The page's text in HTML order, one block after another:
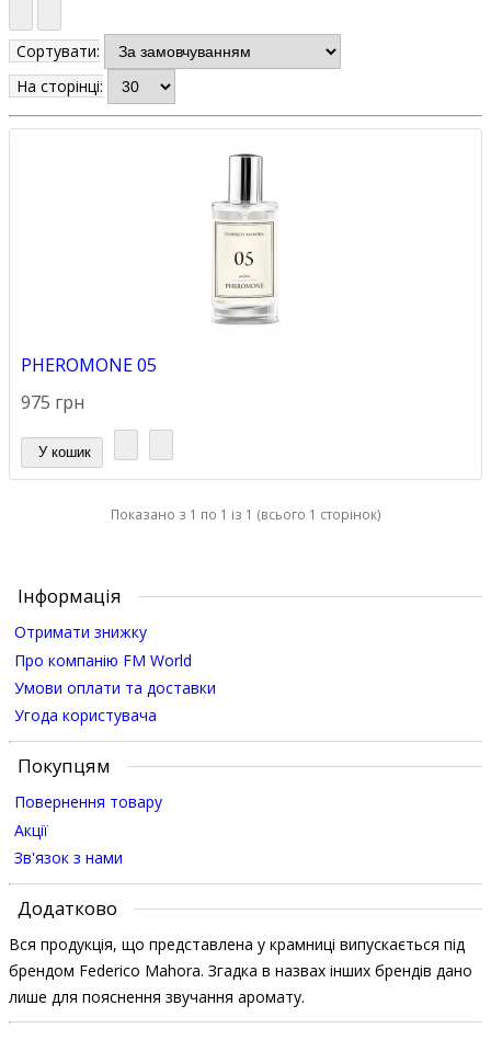
Сортувати:
На сторінці:
PHEROMONE 05
975 грн
У кошик
Показано з 1 по 1 із 1 (всього 1 сторінок)
Інформація
Отримати знижку
Про компанію FM World
Умови оплати та доставки
Угода користувача
Покупцям
Повернення товару
Акції
Зв'язок з нами
Додатково
Вся продукція, що представлена у крамниці випускається під
брендом Federico Mahora. Згадка в назвах інших брендів дано
лише для пояснення звучання аромату.